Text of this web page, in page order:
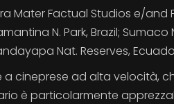
Mater Factual Studios e/and
N. Park, Brazil; Sumaco
Nat. Reserves,
a cineprese ad alta velocità,
è particolarmente